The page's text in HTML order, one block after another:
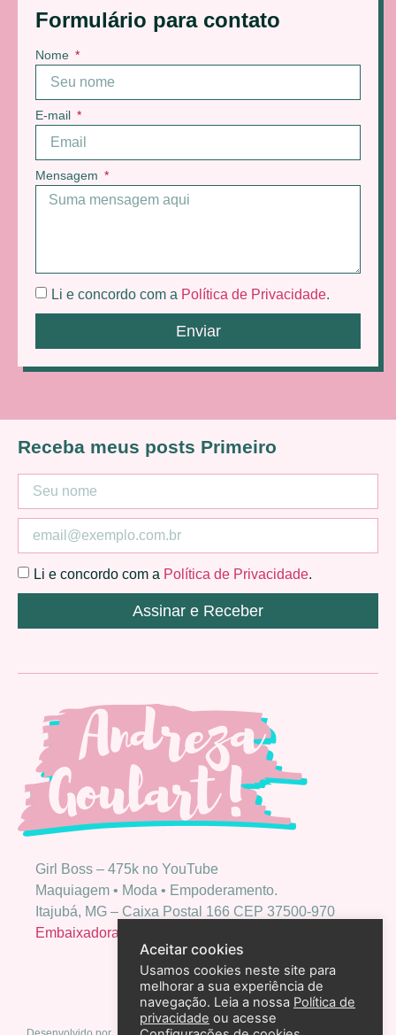
Formulário para contato
Nome
E-mail
Mensagem
Li e concordo com a Política de Privacidade.
Enviar
Girl Boss – 475k no YouTube
Maquiagem • Moda • Empoderamento.
Itajubá, MG – Caixa Postal 166 CEP 37500-970
Embaixadora Bio Extratus
Receba meus posts Primeiro
Li e concordo com a Política de Privacidade.
Assinar e Receber
Aceitar cookies
Usamos cookies neste site para
melhorar a sua experiência de
navegação. Leia a nossa Política de
privacidade ou acesse